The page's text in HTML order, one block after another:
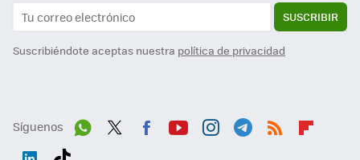
SUSCRIBIR
Suscribiéndote aceptas nuestra política de privacidad
Síguenos